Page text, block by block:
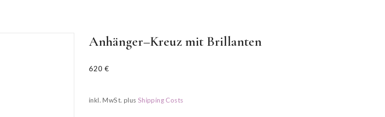
Anhänger–Kreuz mit Brillanten
620 €
inkl. MwSt. plus Shipping Costs
20 Produkte wurden in den letzten 20 Stunden verkauft